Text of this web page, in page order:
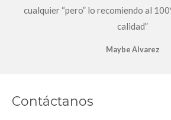
cualquier “pero” lo recomiendo al
calidad”
Maybe Alvarez
Contáctanos